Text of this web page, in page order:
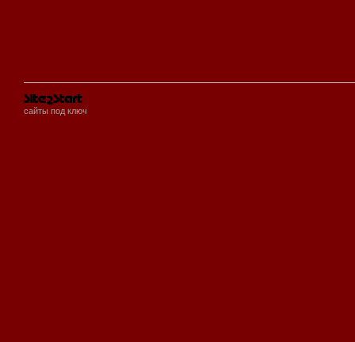
сайты под ключ